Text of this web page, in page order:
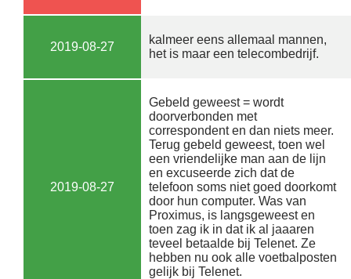
2019-08-27
kalmeer eens allemaal mannen,
het is maar een telecombedrijf.
2019-08-27
Gebeld geweest = wordt
doorverbonden met
correspondent en dan niets meer.
Terug gebeld geweest, toen wel
een vriendelijke man aan de lijn
en excuseerde zich dat de
telefoon soms niet goed doorkomt
door hun computer. Was van
Proximus, is langsgeweest en
toen zag ik in dat ik al jaaaren
teveel betaalde bij Telenet. Ze
hebben nu ook alle voetbalposten
gelijk bij Telenet.